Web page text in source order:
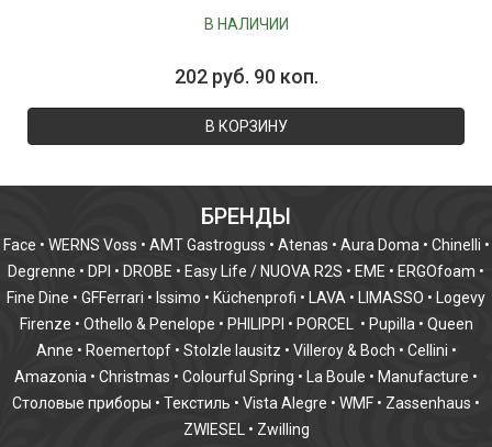
В НАЛИЧИИ
202 руб. 90 коп.
В КОРЗИНУ
БРЕНДЫ
Face • WERNS Voss • AMT Gastroguss • Atenas • Aura Doma • Chinelli •
Degrenne • DPI • DROBE • Easy Life / NUOVA R2S • EME • ERGOfoam •
Fine Dine • GFFerrari • Issimo • Küchenprofi • LAVA • LIMASSO • Logevy
Firenze • Othello & Penelope • PHILIPPI • PORCEL • Pupilla • Queen
Anne • Roemertopf • Stolzle lausitz • Villeroy & Boch • Cellini •
Amazonia • Christmas • Colourful Spring • La Boule • Manufacture •
Столовые приборы • Текстиль • Vista Alegre • WMF • Zassenhaus •
ZWIESEL
• Zwilling